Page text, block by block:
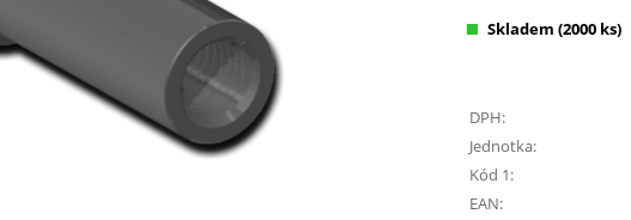
Skladem (2000 ks)
DPH:
Jednotka:
Kód 1:
EAN: